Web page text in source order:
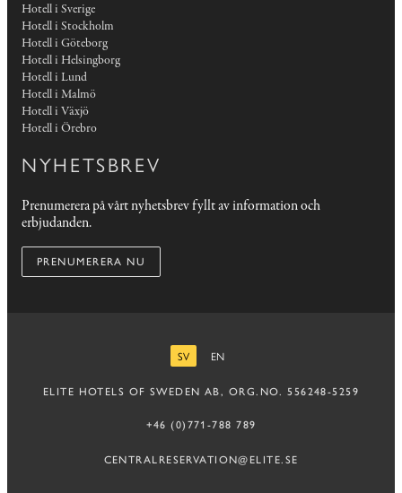
Hotell i Sverige
Hotell i Stockholm
Hotell i Göteborg
Hotell i Helsingborg
Hotell i Lund
Hotell i Malmö
Hotell i Växjö
Hotell i Örebro
NYHETSBREV
Prenumerera på vårt nyhetsbrev fyllt av information och
erbjudanden.
PRENUMERERA NU
SV
EN
ELITE HOTELS OF SWEDEN AB, ORG.NO. 556248-5259
+46 (0)771-788 789
CENTRALRESERVATION@ELITE.SE